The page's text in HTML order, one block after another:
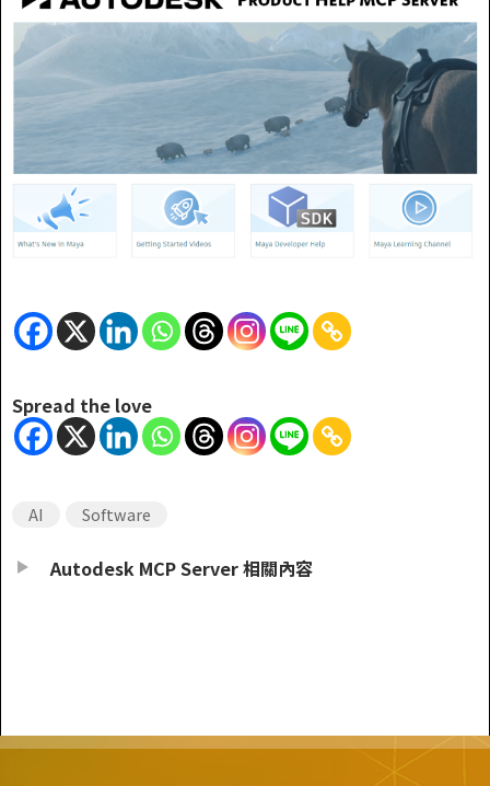
Spread the love
AI Software
Autodesk MCP Server 相關內容